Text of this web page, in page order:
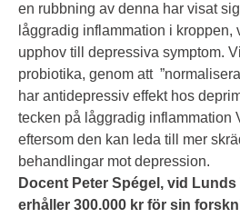
en rubbning av denna har visat sig
låggradig inflammation i kroppen,
upphov till depressiva symptom.
probiotika, genom att
har antidepressiv effekt hos
tecken på låggradig inflammation
eftersom den kan leda till mer
behandlingar mot depression.
Docent Peter Spégel, vid
erhåller 300.000 kr för sin